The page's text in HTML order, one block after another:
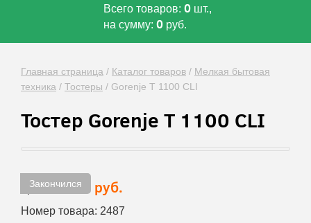
Всего товаров: 0шт.,
на сумму: 0руб.
Главная страница / Каталог товаров / Мелкая бытовая
техника / Тостеры / Gorenje T 1100 CLI
Тостер Gorenje T 1100 CLI
Закончился
Цена: 3 789 руб.
Номер товара: 2487